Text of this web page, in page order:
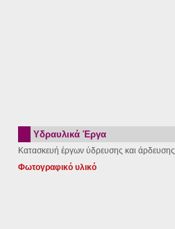
Υδραυλικά Έργα
Κατασκευή έργων ύδρευσης και άρδευσης
Φωτογραφικό υλικό